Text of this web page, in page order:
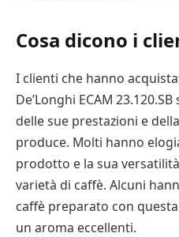
Cosa dicono i
I clienti che hanno
De’Longhi ECAM
delle sue prestazioni e
produce. Molti hanno
prodotto e la sua
varietà di caffè. Alcuni
caffè preparato con
un aroma eccellenti.